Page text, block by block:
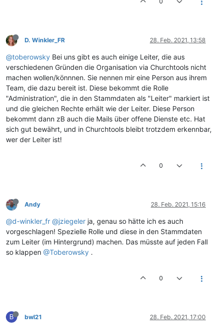
D. Winkler_FR 28. Feb. 2021, 13:58
@toberowsky Bei uns gibt es auch einige Leiter, die aus
verschiedenen Gründen die Organisation via Churchtools nicht
machen wollen/könnnen. Sie nennen mir eine Person aus ihrem
Team, die dazu bereit ist. Diese bekommt die Rolle
"Administration", die in den Stammdaten als "Leiter" markiert ist
und die gleichen Rechte erhält wie der Leiter. Diese Person
bekommt dann zB auch die Mails über offene Dienste etc. Hat
sich gut bewährt, und in Churchtools bleibt trotzdem erkennbar,
wer der Leiter ist!
0
Andy 28. Feb. 2021, 15:16
@d-winkler_fr @jziegeler ja, genau so hätte ich es auch
vorgeschlagen! Spezielle Rolle und diese in den Stammdaten
zum Leiter (im Hintergrund) machen. Das müsste auf jeden Fall
so klappen @Toberowsky .
0
B bwl21 28. Feb. 2021, 17:00